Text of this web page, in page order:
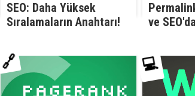
SEO: Daha Yüksek
Sıralamaların Anahtarı!
ve
🔗 💻